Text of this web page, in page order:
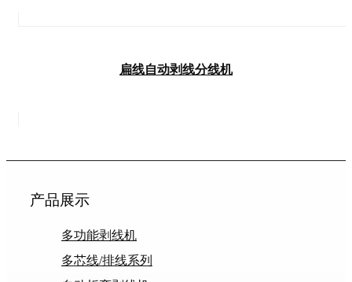
扁线自动剥线分线机
产品展示
多功能剥线机
多芯线/排线系列